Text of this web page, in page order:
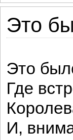
Это
Это
Где
И,